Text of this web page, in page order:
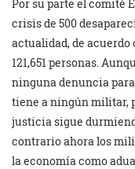
Por su parte el comité
crisis de 500
actualidad, de acuerdo
121,651 personas.
ninguna denuncia
tiene a ningún militar,
justicia sigue
contrario ahora los
la economía como